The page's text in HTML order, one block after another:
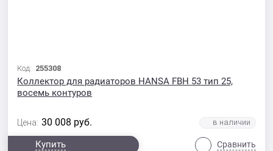
Код: 255308
Коллектор для радиаторов HANSA FBH 53 тип 25,
восемь контуров
Цена: 30 008 руб.
Купить Сравнить